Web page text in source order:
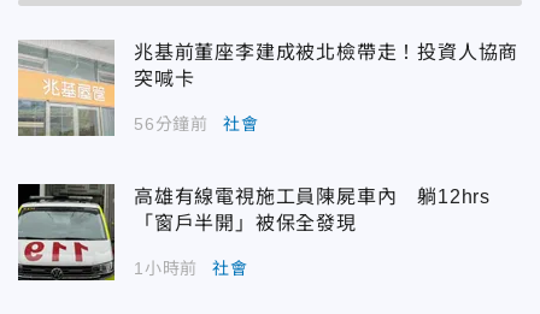
兆基前董座李建成被北檢帶走！投資人協商
突喊卡
56分鐘前 社會
高雄有線電視施工員陳屍車內 躺12hrs
「窗戶半開」被保全發現
1小時前 社會